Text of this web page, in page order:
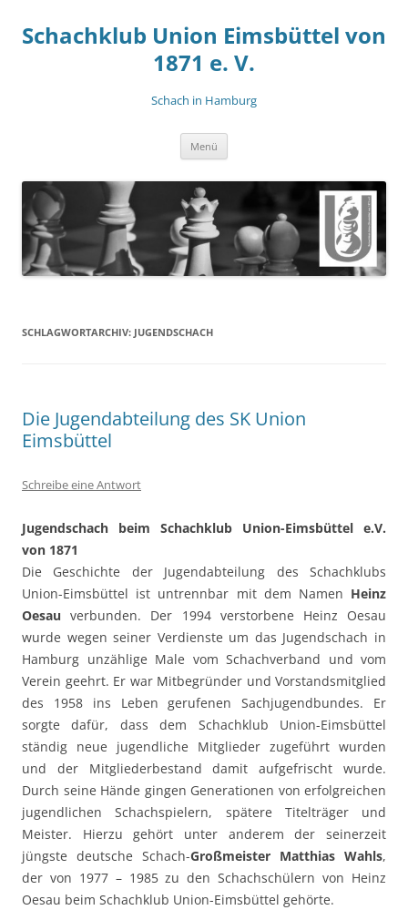
springen
Schachklub Union Eimsbüttel von
1871 e. V.
Schach in Hamburg
Menü
SCHLAGWORTARCHIV: JUGENDSCHACH
Die Jugendabteilung des SK Union
Eimsbüttel
Schreibe eine Antwort
Jugendschach beim Schachklub Union-Eimsbüttel e.V.
von 1871
Die Geschichte der Jugendabteilung des Schachklubs
Union-Eimsbüttel ist untrennbar mit dem Namen Heinz
Oesau verbunden. Der 1994 verstorbene Heinz Oesau
wurde wegen seiner Verdienste um das Jugendschach in
Hamburg unzählige Male vom Schachverband und vom
Verein geehrt. Er war Mitbegründer und Vorstandsmitglied
des 1958 ins Leben gerufenen Sachjugendbundes. Er
sorgte dafür, dass dem Schachklub Union-Eimsbüttel
ständig neue jugendliche Mitglieder zugeführt wurden
und der Mitgliederbestand damit aufgefrischt wurde.
Durch seine Hände gingen Generationen von erfolgreichen
jugendlichen Schachspielern, spätere Titelträger und
Meister. Hierzu gehört unter anderem der seinerzeit
jüngste deutsche Schach-Großmeister Matthias Wahls,
der von 1977 – 1985 zu den Schachschülern von Heinz
Oesau beim Schachklub Union-Eimsbüttel gehörte.